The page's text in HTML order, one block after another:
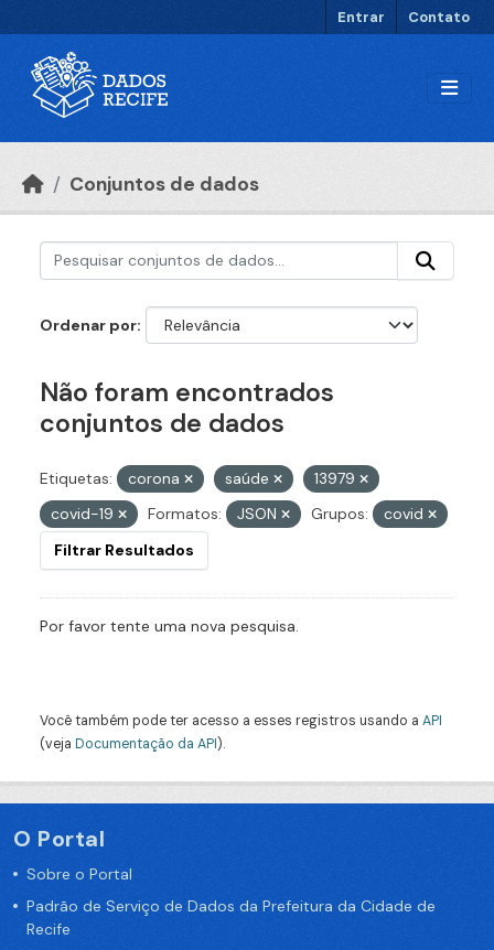
Entrar Contato
Conjuntos de dados
Ordenar por
Não foram encontrados
conjuntos de dados
Etiquetas: corona saúde
13979
covid-19
Formatos: JSON Grupos:
covid
Filtrar Resultados
Por favor tente uma nova pesquisa.
Você também pode ter acesso a esses registros usando a API
(veja Documentação da API).
O Portal
Sobre o Portal
Padrão de Serviço de Dados da Prefeitura da Cidade de
Recife